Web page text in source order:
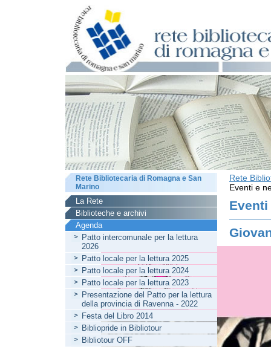
Rete
Eventi e
Eventi
Rete Bibliotecaria di Romagna e San
Marino
La Rete
Biblioteche e archivi
Agenda
Patto intercomunale per la lettura
2026
Patto locale per la lettura 2025
Patto locale per la lettura 2024
Patto locale per la lettura 2023
Presentazione del Patto per la lettura
della provincia di Ravenna - 2022
Festa del Libro 2014
Bibliopride in Bibliotour
Bibliotour OFF